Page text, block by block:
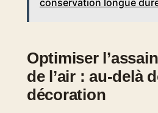
conservation longue
Optimiser
de l’air : au-delà
décoration